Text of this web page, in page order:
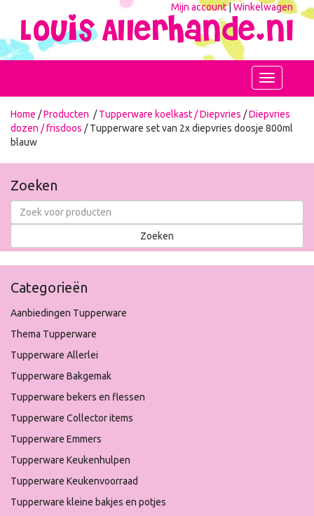
Mijn account|Winkelwagen
Toggle
navigation
Home /Producten /Tupperware koelkast / Diepvries /Diepvries
dozen / frisdoos / Tupperware set van 2x diepvries doosje 800ml
blauw
Zoeken
Categorieën
Aanbiedingen Tupperware
Thema Tupperware
Tupperware Allerlei
Tupperware Bakgemak
Tupperware bekers en flessen
Tupperware Collector items
Tupperware Emmers
Tupperware Keukenhulpen
Tupperware Keukenvoorraad
Tupperware kleine bakjes en potjes